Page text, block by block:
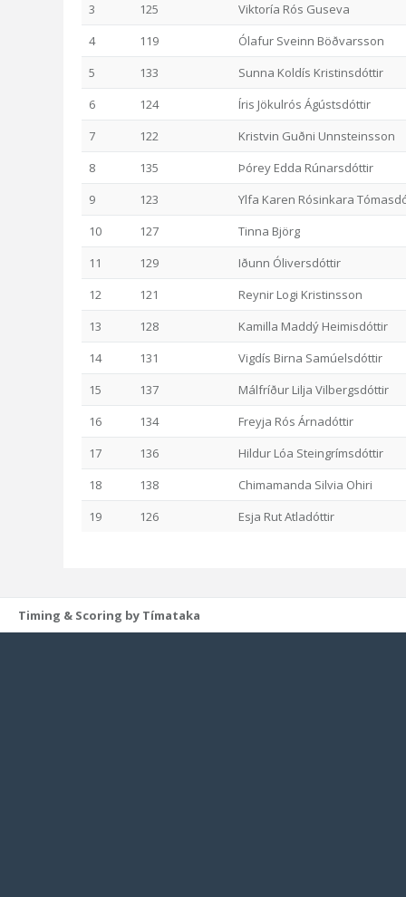
3
125
Viktoría Rós Guseva
4
119
Ólafur Sveinn Böðvarsson
5
133
Sunna Koldís Kristinsdóttir
6
124
Íris Jökulrós Ágústsdóttir
7
122
Kristvin Guðni Unnsteinsson
8
135
Þórey Edda Rúnarsdóttir
9
123
Ylfa Karen Rósinkara
10
127
Tinna Björg
11
129
Iðunn Óliversdóttir
12
121
Reynir Logi Kristinsson
13
128
Kamilla Maddý Heimisdóttir
14
131
Vigdís Birna Samúelsdóttir
15
137
Málfríður Lilja Vilbergsdóttir
16
134
Freyja Rós Árnadóttir
17
136
Hildur Lóa Steingrímsdóttir
18
138
Chimamanda Silvia Ohiri
19
126 Esja Rut Atladóttir
Timing & Scoring by Tímataka